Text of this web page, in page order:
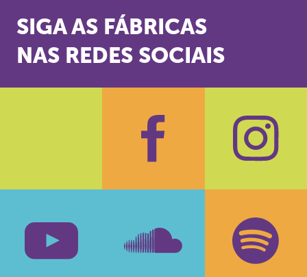
SIGA AS FÁBRICAS
NAS REDES SOCIAIS
Facebook